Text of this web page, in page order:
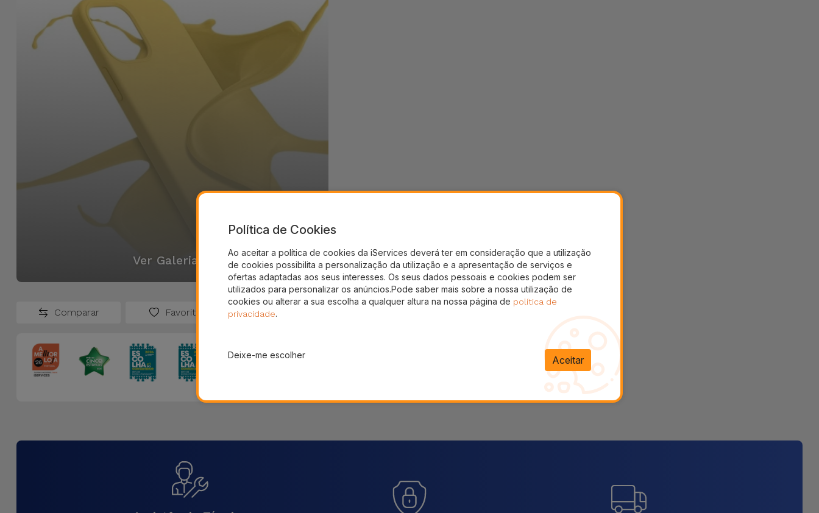
Ver Galeria
Comparar Favoritos
Política de Cookies
Ao aceitar a política de cookies da iServices deverá ter em consideração que a utilização
de cookies possibilita a personalização da utilização e a apresentação de serviços e
ofertas adaptadas aos seus interesses. Os seus dados pessoais e cookies podem ser
utilizados para personalizar os anúncios.Pode saber mais sobre a nossa utilização de
cookies ou alterar a sua escolha a qualquer altura na nossa página de política de
privacidade.
Deixe-me escolher Aceitar